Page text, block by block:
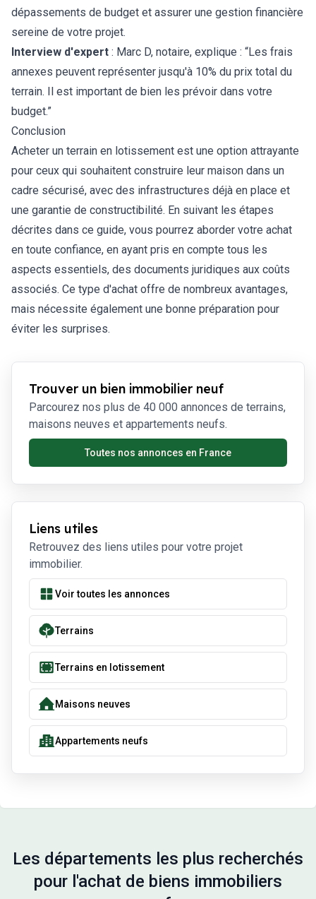
dépassements de budget et assurer une gestion financière
sereine de votre projet.
Interview d'expert : Marc D, notaire, explique : “Les frais
annexes peuvent représenter jusqu'à 10% du prix total du
terrain. Il est important de bien les prévoir dans votre
budget.”
Conclusion
Acheter un terrain en lotissement est une option attrayante
pour ceux qui souhaitent construire leur maison dans un
cadre sécurisé, avec des infrastructures déjà en place et
une garantie de constructibilité. En suivant les étapes
décrites dans ce guide, vous pourrez aborder votre achat
en toute confiance, en ayant pris en compte tous les
aspects essentiels, des documents juridiques aux coûts
associés. Ce type d'achat offre de nombreux avantages,
mais nécessite également une bonne préparation pour
éviter les surprises.
Trouver un bien immobilier neuf
Parcourez nos plus de 40 000 annonces de terrains,
maisons neuves et appartements neufs.
Toutes nos annonces en France
Liens utiles
Retrouvez des liens utiles pour votre projet
immobilier.
Voir toutes les annonces
Terrains
Terrains en lotissement
Maisons neuves
Appartements neufs
Les départements les plus recherchés
pour l'achat de biens immobiliers